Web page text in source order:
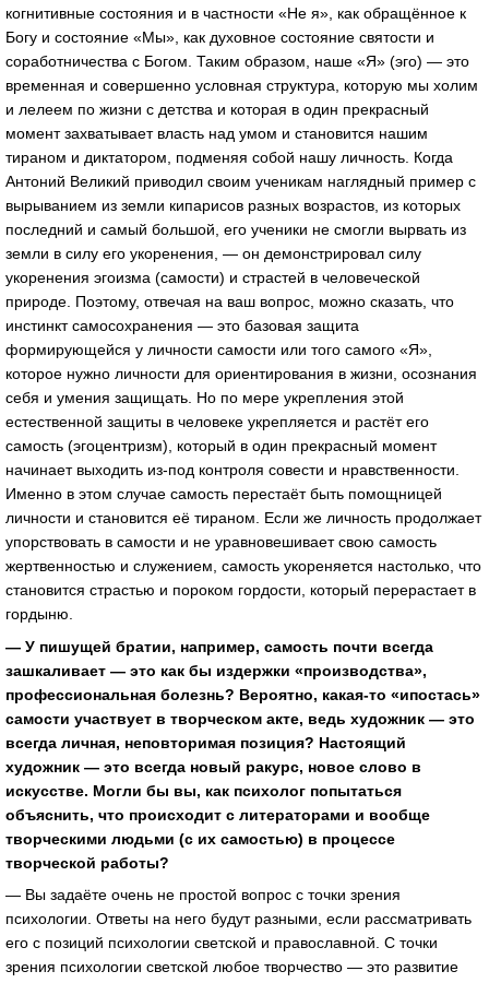
когнитивные состояния и в частности «Не я», как обращённое к
Богу и состояние «Мы», как духовное состояние святости и
соработничества с Богом. Таким образом, наше «Я» (эго) — это
временная и совершенно условная структура, которую мы холим
и лелеем по жизни с детства и которая в один прекрасный
момент захватывает власть над умом и становится нашим
тираном и диктатором, подменяя собой нашу личность. Когда
Антоний Великий приводил своим ученикам наглядный пример с
вырыванием из земли кипарисов разных возрастов, из которых
последний и самый большой, его ученики не смогли вырвать из
земли в силу его укоренения, — он демонстрировал силу
укоренения эгоизма (самости) и страстей в человеческой
природе. Поэтому, отвечая на ваш вопрос, можно сказать, что
инстинкт самосохранения — это базовая защита
формирующейся у личности самости или того самого «Я»,
которое нужно личности для ориентирования в жизни, осознания
себя и умения защищать. Но по мере укрепления этой
естественной защиты в человеке укрепляется и растёт его
самость (эгоцентризм), который в один прекрасный момент
начинает выходить из-под контроля совести и нравственности.
Именно в этом случае самость перестаёт быть помощницей
личности и становится её тираном. Если же личность продолжает
упорствовать в самости и не уравновешивает свою самость
жертвенностью и служением, самость укореняется настолько, что
становится страстью и пороком гордости, который перерастает в
гордыню.
— У пишущей братии, например, самость почти всегда
зашкаливает — это как бы издержки «производства»,
профессиональная болезнь? Вероятно, какая-то «ипостась»
самости участвует в творческом акте, ведь художник — это
всегда личная, неповторимая позиция? Настоящий
художник — это всегда новый ракурс, новое слово в
искусстве. Могли бы вы, как психолог попытаться
объяснить, что происходит с литераторами и вообще
творческими людьми (с их самостью) в процессе
творческой работы?
— Вы задаёте очень не простой вопрос с точки зрения
психологии. Ответы на него будут разными, если рассматривать
его с позиций психологии светской и православной. С точки
зрения психологии светской любое творчество — это развитие